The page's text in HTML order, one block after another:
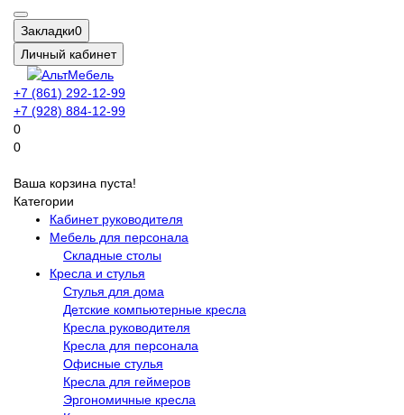
Закладки0
Личный кабинет
+7 (861) 292-12-99
+7 (928) 884-12-99
0
0
Ваша корзина пуста!
Категории
Кабинет руководителя
Мебель для персонала
Складные столы
Кресла и стулья
Стулья для дома
Детские компьютерные кресла
Кресла руководителя
Кресла для персонала
Офисные стулья
Кресла для геймеров
Эргономичные кресла